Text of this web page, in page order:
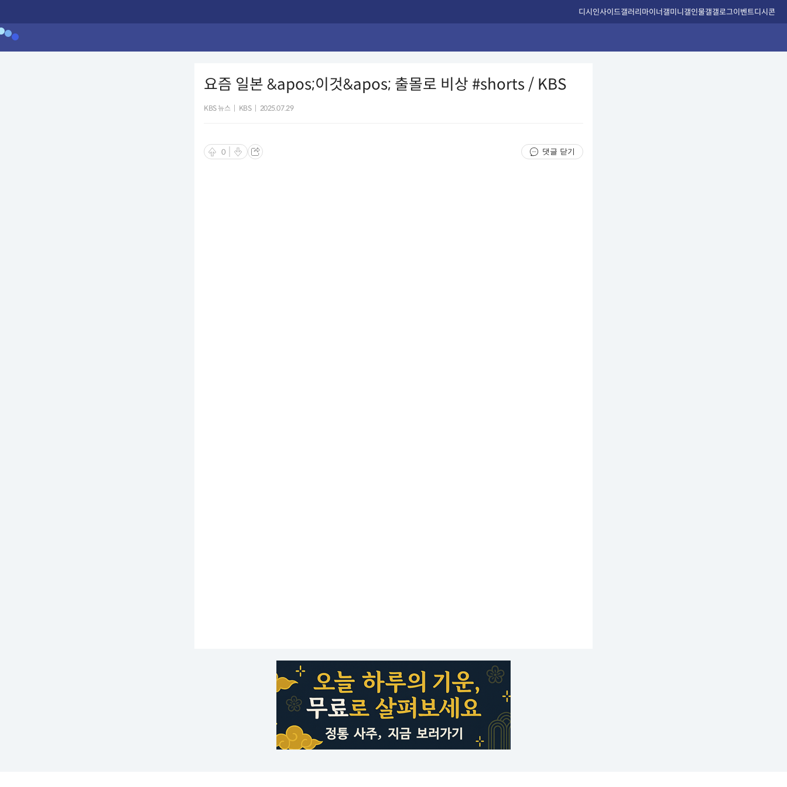
디시인사이드갤러리마이너갤미니갤인물갤갤로그이벤트디시콘
요즘 일본 &apos;이것&apos; 출몰로 비상 #shorts / KBS
KBS 뉴스 KBS 2025.07.29
0 댓글 닫기